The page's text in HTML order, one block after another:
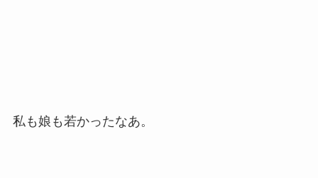
私も娘も若かったなあ。